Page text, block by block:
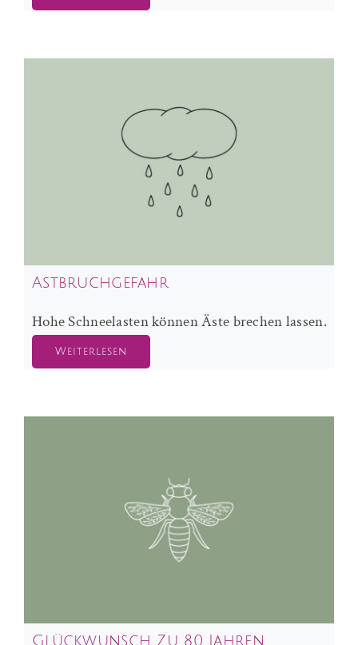
Astbruchgefahr
Hohe Schneelasten können Äste brechen lassen.
Weiterlesen
Glückwunsch Zu 80 Jahren